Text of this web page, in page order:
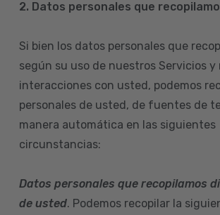
2. Datos personales que
Si bien los datos personales que
según su uso de nuestros Servicios
interacciones con usted, podemos
personales de usted, de fuentes de
manera automática en las siguientes
circunstancias:
Datos personales que recopilamos
de usted. Podemos recopilar la